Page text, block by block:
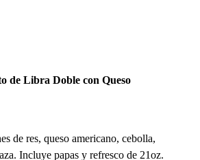
de Libra Doble con Queso
de res, queso americano, cebolla,
Incluye papas y refresco de 21oz.